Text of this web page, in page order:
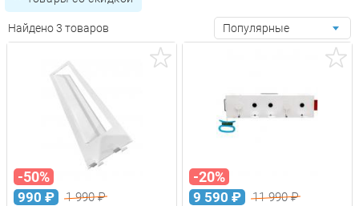
Найдено 3 товаров Популярные
-50%
990 ₽ 1 990₽
-20%
9 590 ₽ 11 990₽